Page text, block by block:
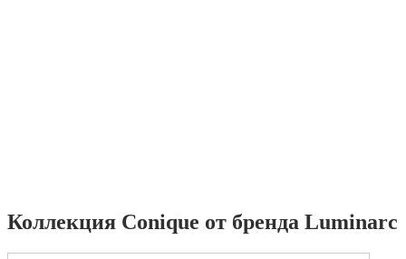
Коллекция Conique от бренда Luminarc